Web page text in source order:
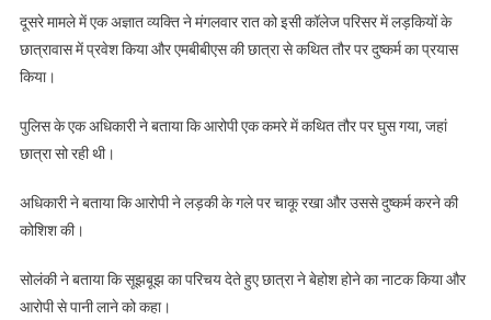
दूसरे मामले में एक अज्ञात व्यक्ति ने मंगलवार रात को इसी कॉलेज परिसर में लड़कियों के
छात्रावास में प्रवेश किया और एमबीबीएस की छात्रा से कथित तौर पर दुष्कर्म का प्रयास
किया।
पुलिस के एक अधिकारी ने बताया कि आरोपी एक कमरे में कथित तौर पर घुस गया, जहां
छात्रा सो रही थी।
अधिकारी ने बताया कि आरोपी ने लड़की के गले पर चाकू रखा और उससे दुष्कर्म करने की
कोशिश की।
सोलंकी ने बताया कि सूझबूझ का परिचय देते हुए छात्रा ने बेहोश होने का नाटक किया और
आरोपी से पानी लाने को कहा।